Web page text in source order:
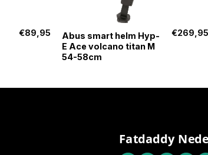
€89,95
Abus smart helm Hyp-
E Ace volcano titan M
54-58cm
€269,95
Fatdaddy